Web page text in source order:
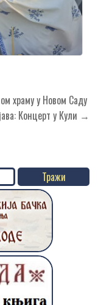
храму у Новом Саду
Концерт у Кули →